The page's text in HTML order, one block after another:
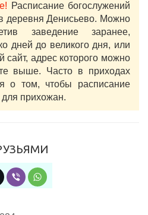
Расписание богослужений
деревня Денисьево. Можно
заведение заранее,
дней до великого дня, или
сайт, адрес которого можно
выше. Часто в приходах
о том, чтобы расписание
прихожан.